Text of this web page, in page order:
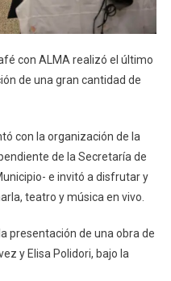
con ALMA realizó el último
de una gran cantidad de
con la organización de la
de la Secretaría de
e invitó a disfrutar y
teatro y música en vivo.
presentación de una obra de
y Elisa Polidori, bajo la